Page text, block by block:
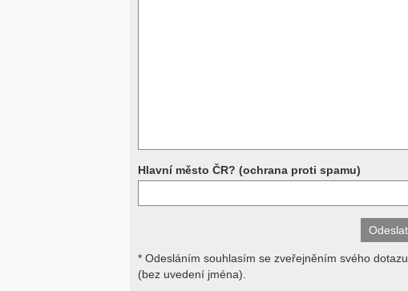
Děkujeme za pochopení
Hlavní město ČR? (ochrana proti spamu)
* Odesláním souhlasím se zveřejněním svého dotazu
(bez uvedení jména).